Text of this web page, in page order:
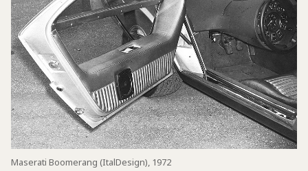
Maserati Boomerang (ItalDesign), 1972